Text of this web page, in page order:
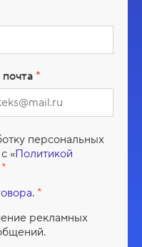
персональных
«Политикой
.
рекламных